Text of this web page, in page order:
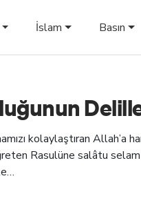
İslam Basın
kolaylaştıran Allah’a
Rasulüne salâtu selam